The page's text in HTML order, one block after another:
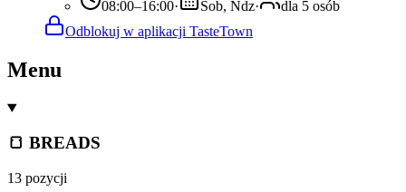
08:00–16:00· Sob, Ndz·
dla 5 osób
Odblokuj w aplikacji TasteTown
Menu
🍞 BREADS
13 pozycji